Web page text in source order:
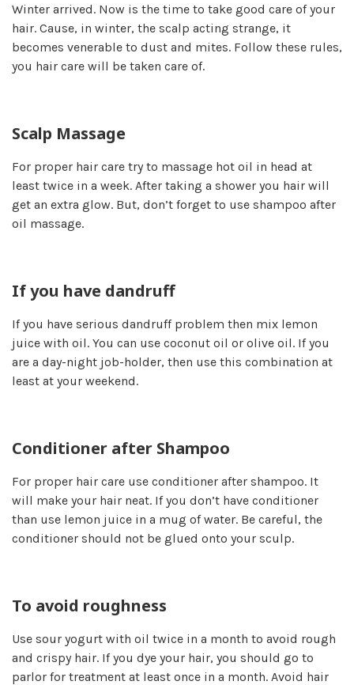
Winter arrived. Now is the time to take good care of your
hair. Cause, in winter, the scalp acting strange, it
becomes venerable to dust and mites. Follow these rules,
you hair care will be taken care of.
Scalp Massage
For proper hair care try to massage hot oil in head at
least twice in a week. After taking a shower you hair will
get an extra glow. But, don’t forget to use shampoo after
oil massage.
If you have dandruff
If you have serious dandruff problem then mix lemon
juice with oil. You can use coconut oil or olive oil. If you
are a day-night job-holder, then use this combination at
least at your weekend.
Conditioner after Shampoo
For proper hair care use conditioner after shampoo. It
will make your hair neat. If you don’t have conditioner
than use lemon juice in a mug of water. Be careful, the
conditioner should not be glued onto your sculp.
To avoid roughness
Use sour yogurt with oil twice in a month to avoid rough
and crispy hair. If you dye your hair, you should go to
parlor for treatment at least once in a month. Avoid hair